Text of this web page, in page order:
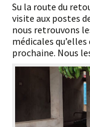
Su la route du
visite aux postes
nous retrouvons
médicales
prochaine. Nous